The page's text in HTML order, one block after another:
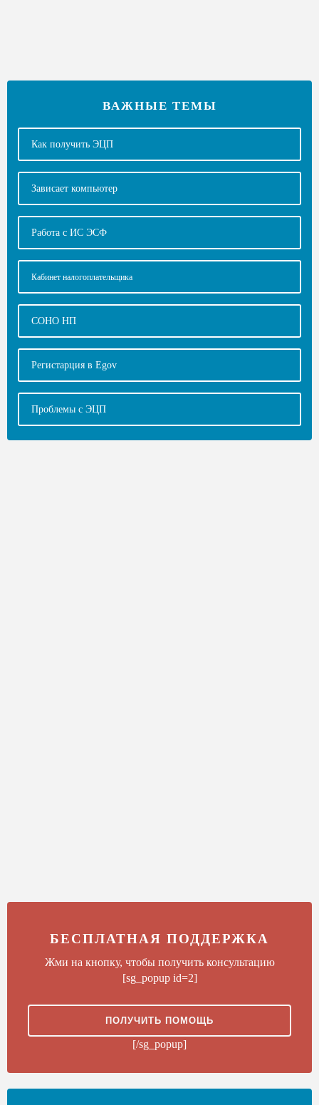
ВАЖНЫЕ ТЕМЫ
Как получить ЭЦП
Зависает компьютер
Работа с ИС ЭСФ
Кабинет налогоплательщика
СОНО НП
Регистарция в Egov
Проблемы с ЭЦП
БЕСПЛАТНАЯ ПОДДЕРЖКА
Жми на кнопку, чтобы получить консультацию
[sg_popup id=2]
ПОЛУЧИТЬ ПОМОЩЬ
[/sg_popup]